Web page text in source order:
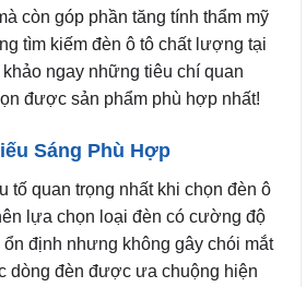
còn góp phần tăng tính thẩm mỹ
tìm kiếm đèn ô tô chất lượng tại
ngay những tiêu chí quan
được sản phẩm phù hợp nhất!
Sáng Phù Hợp
tố quan trọng nhất khi chọn đèn ô
lựa chọn loại đèn có cường độ
định nhưng không gây chói mắt
dòng đèn được ưa chuộng hiện